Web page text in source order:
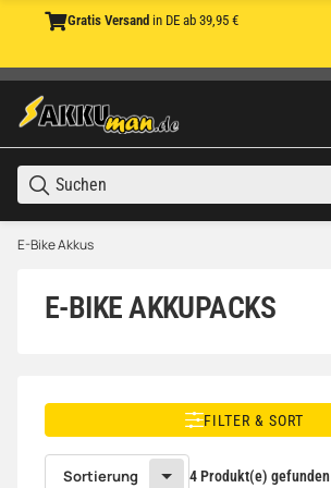
Gratis Versand in DE ab 39,95 €
E-Bike Akkus
E-BIKE AKKUPACKS
FILTER & SORT
Sortierung 4 Produkt(e) gefunden